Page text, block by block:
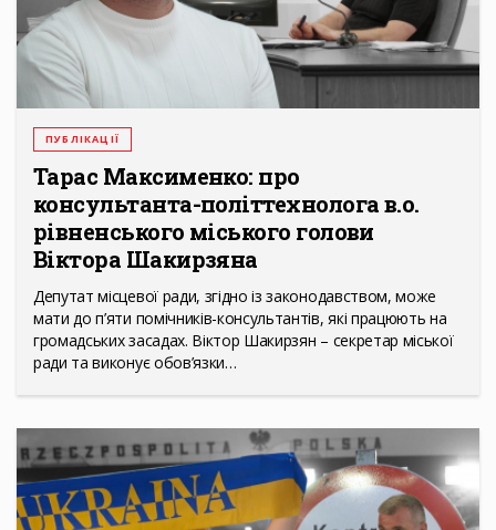
ПУБЛІКАЦІЇ
Тарас Максименко: про
консультанта-політтехнолога в.о.
рівненського міського голови
Віктора Шакирзяна
Депутат місцевої ради, згідно із законодавством, може
мати до п’яти помічників-консультантів, які працюють на
громадських засадах. Віктор Шакирзян – секретар міської
ради та виконує обов’язки…